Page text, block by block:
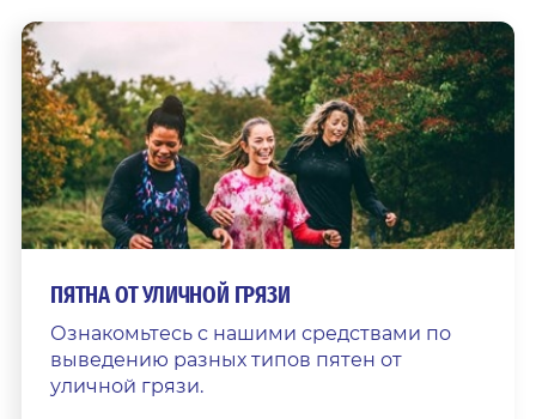
ПЯТНА ОТ УЛИЧНОЙ ГРЯЗИ
Ознакомьтесь с нашими средствами по
выведению разных типов пятен от
уличной грязи.